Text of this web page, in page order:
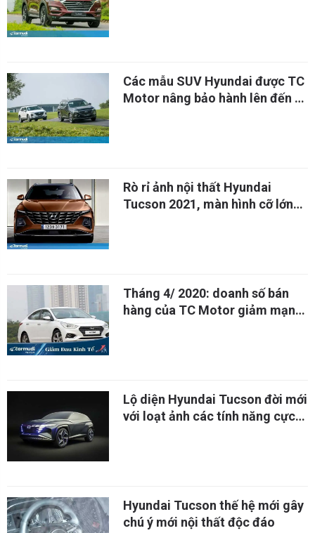
Các mẫu SUV Hyundai được TC
Motor nâng bảo hành lên đến 5
Rò rỉ ảnh nội thất Hyundai
Tucson 2021, màn hình cỡ lớn
Tháng 4/ 2020: doanh số bán
hàng của TC Motor giảm mạnh
Lộ diện Hyundai Tucson đời mới
với loạt ảnh các tính năng cực
Hyundai Tucson thế hệ mới gây
chú ý mới nội thất độc đáo